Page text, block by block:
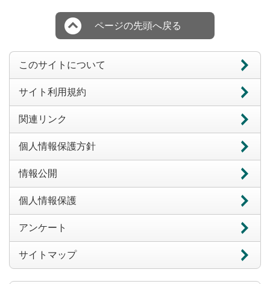
ページの先頭へ戻る
このサイトについて
サイト利用規約
関連リンク
個人情報保護方針
情報公開
個人情報保護
アンケート
サイトマップ